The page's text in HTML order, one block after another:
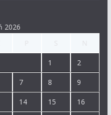
2026
1 2
7 8 9
14 15 16